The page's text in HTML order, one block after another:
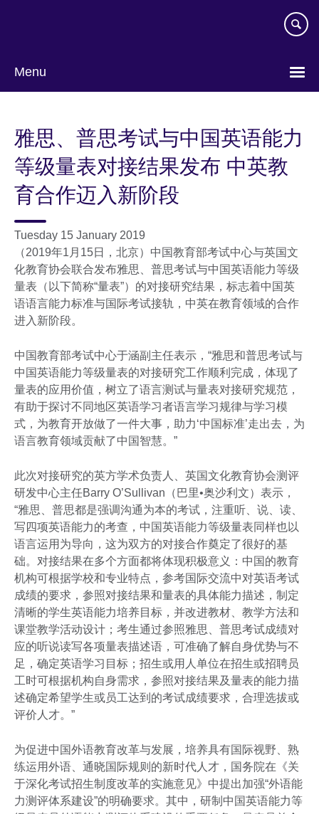
Menu
language
雅思、普思考试与中国英语能力
等级量表对接结果发布 中英教
育合作迈入新阶段
Tuesday 15 January 2019
（2019年1月15日，北京）中国教育部考试中心与英国文
化教育协会联合发布雅思、普思考试与中国英语能力等级
量表（以下简称“量表”）的对接研究结果，标志着中国英
语语言能力标准与国际考试接轨，中英在教育领域的合作
进入新阶段。
中国教育部考试中心于涵副主任表示，“雅思和普思考试与
中国英语能力等级量表的对接研究工作顺利完成，体现了
量表的应用价值，树立了语言测试与量表对接研究规范，
有助于探讨不同地区英语学习者语言学习规律与学习模
式，为教育开放做了一件大事，助力‘中国标准’走出去，为
语言教育领域贡献了中国智慧。”
此次对接研究的英方学术负责人、英国文化教育协会测评
研发中心主任Barry O’Sullivan（巴里•奥沙利文）表示，
“雅思、普思都是强调沟通为本的考试，注重听、说、读、
写四项英语能力的考查，中国英语能力等级量表同样也以
语言运用为导向，这为双方的对接合作奠定了很好的基
础。对接结果在多个方面都将体现积极意义：中国的教育
机构可根据学校和专业特点，参考国际交流中对英语考试
成绩的要求，参照对接结果和量表的具体能力描述，制定
清晰的学生英语能力培养目标，并改进教材、教学方法和
课堂教学活动设计；考生通过参照雅思、普思考试成绩对
应的听说读写各项量表描述语，可准确了解自身优势与不
足，确定英语学习目标；招生或用人单位在招生或招聘员
工时可根据机构自身需求，参照对接结果及量表的能力描
述确定希望学生或员工达到的考试成绩要求，合理选拔或
评价人才。”
为促进中国外语教育改革与发展，培养具有国际视野、熟
练运用外语、通晓国际规则的新时代人才，国务院在《关
于深化考试招生制度改革的实施意见》中提出加强“外语能
力测评体系建设”的明确要求。其中，研制中国英语能力等